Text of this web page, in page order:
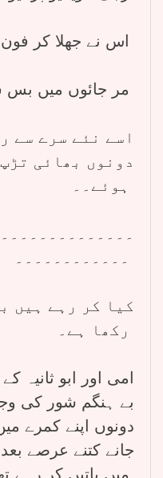
اسے نئے سرے سے
دونوں بھائی
کیا کر رہے ہیں
امی اور ابو ثانیہ
بے ہنگم شور کی
دونوں اپنے کمرے
جانے کتنے عرصے